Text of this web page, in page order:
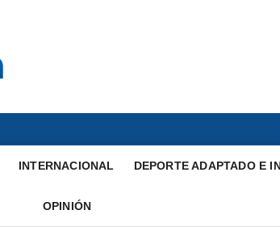
INTERNACIONAL DEPORTE ADAPTADO E
OPINIÓN